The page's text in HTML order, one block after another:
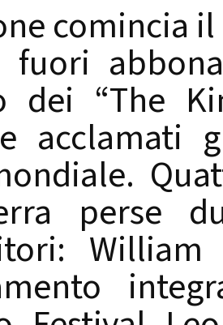
comincia
fuori
dei “The
acclamati
perse